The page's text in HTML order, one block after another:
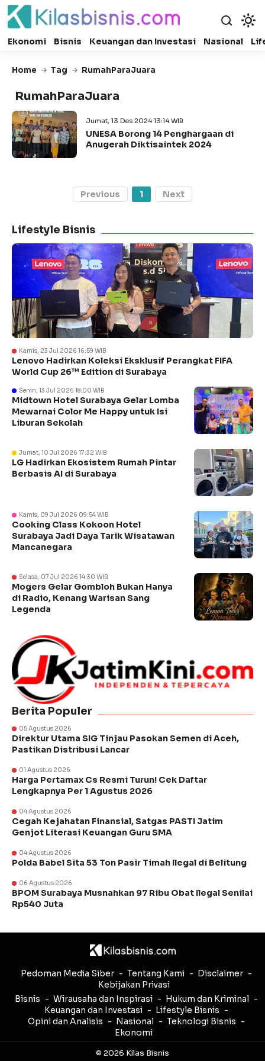
Ekonomi Bisnis Keuangan dan Investasi Nasional
Home Tag RumahParaJuara
RumahParaJuara
Jumat, 13 Des 2024 13:14 WIB
UNESA Borong 14 Penghargaan di
Anugerah Diktisaintek 2024
Previous 1 Next
Lifestyle Bisnis
Kamis, 23 Jul 2026 16:59 WIB
Lenovo Hadirkan Koleksi Eksklusif Perangkat FIFA
World Cup 26™ Edition di Surabaya
Senin, 13 Jul 2026 18:00 WIB
Midtown Hotel Surabaya Gelar Lomba
Mewarnai Color Me Happy untuk Isi
Liburan Sekolah
Jumat, 10 Jul 2026 17:32 WIB
LG Hadirkan Ekosistem Rumah Pintar
Berbasis AI di Surabaya
Kamis, 09 Jul 2026 09:54 WIB
Cooking Class Kokoon Hotel
Surabaya Jadi Daya Tarik Wisatawan
Mancanegara
Selasa, 07 Jul 2026 14:30 WIB
Mogers Gelar Gombloh Bukan Hanya
di Radio, Kenang Warisan Sang
Legenda
Berita Populer
05 Agustus 2026
Direktur Utama SIG Tinjau Pasokan Semen di Aceh,
Pastikan Distribusi Lancar
01 Agustus 2026
Harga Pertamax Cs Resmi Turun! Cek Daftar
Lengkapnya Per 1 Agustus 2026
04 Agustus 2026
Cegah Kejahatan Finansial, Satgas PASTI Jatim
Genjot Literasi Keuangan Guru SMA
04 Agustus 2026
Polda Babel Sita 53 Ton Pasir Timah Ilegal di Belitung
06 Agustus 2026
BPOM Surabaya Musnahkan 97 Ribu Obat Ilegal Senilai
Rp540 Juta
Pedoman Media Siber Tentang Kami
Disclaimer
Kebijakan Privasi
Bisnis
Wirausaha dan Inspirasi
Hukum dan Kriminal
Keuangan dan Investasi
Lifestyle Bisnis
Opini dan Analisis
Nasional
Teknologi Bisnis
Ekonomi
© 2026 Kilas Bisnis